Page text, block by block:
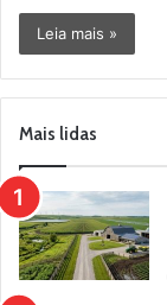
Leia mais »
Mais lidas